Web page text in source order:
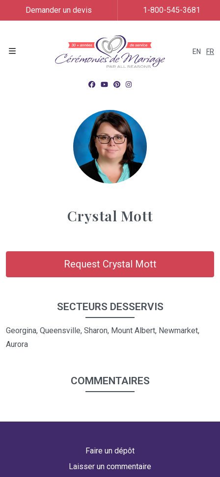
EN FR
Demander un devis 1-800-545-3681
Crystal Mott
Request Crystal Mott
SECTEURS DESSERVIS
Georgina, Queensville, Sharon, Mount Albert, Newmarket,
Aurora
COMMENTAIRES
Faire un dépôt
Laisser un commentaire